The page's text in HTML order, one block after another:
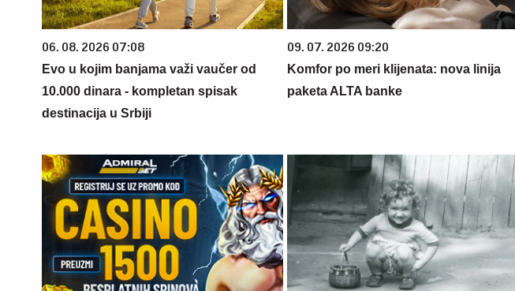
06. 08. 2026 07:08
Evo u kojim banjama važi vaučer od
10.000 dinara - kompletan spisak
destinacija u Srbiji
09. 07. 2026 09:20
Komfor po meri klijenata: nova linija
paketa ALTA banke